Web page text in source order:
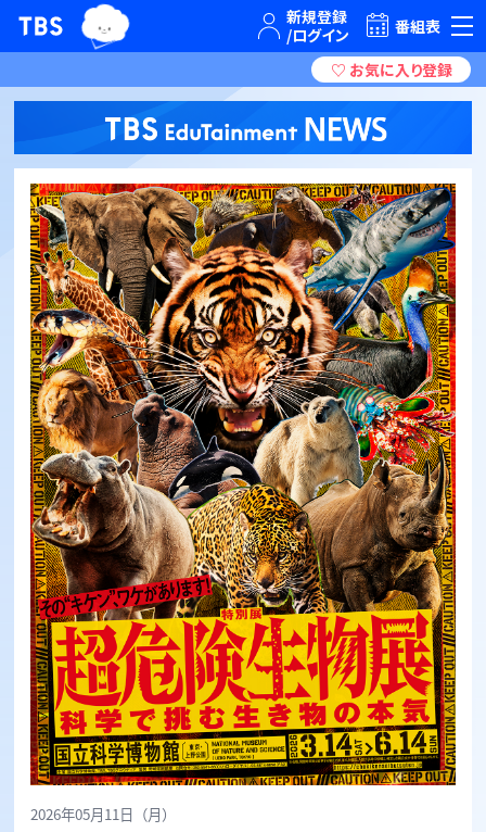
TBSテレビ｜ときめくときを。
TBSグループキャラクター『ワクティ』番組表
2026年05月11日（月）